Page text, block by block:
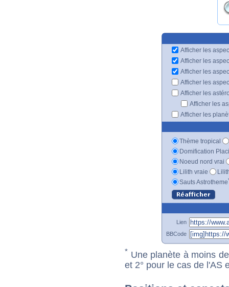
Afficher les
Afficher les
Afficher les
Afficher les
Afficher les
Afficher les
Afficher les
Thème tropical
Domification
Noeud nord vrai
Lilith vraie
Sauts Astrotheme
Lien
BBCode
* Une planète à moins
et 2° pour le cas de l'AS